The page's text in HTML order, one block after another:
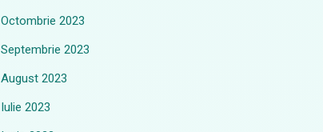
Octombrie 2023
Septembrie 2023
August 2023
Iulie 2023